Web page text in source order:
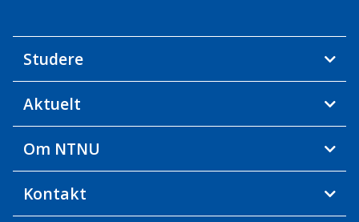
Studere
Aktuelt
Om NTNU
Kontakt